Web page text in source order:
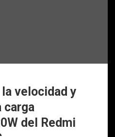
velocidad y
carga
del Redmi